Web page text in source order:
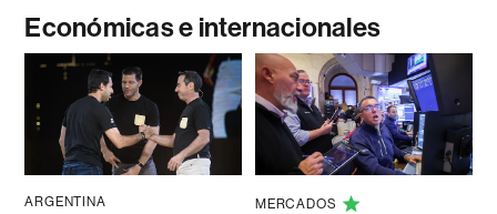
Económicas e internacionales
ARGENTINA MERCADOS